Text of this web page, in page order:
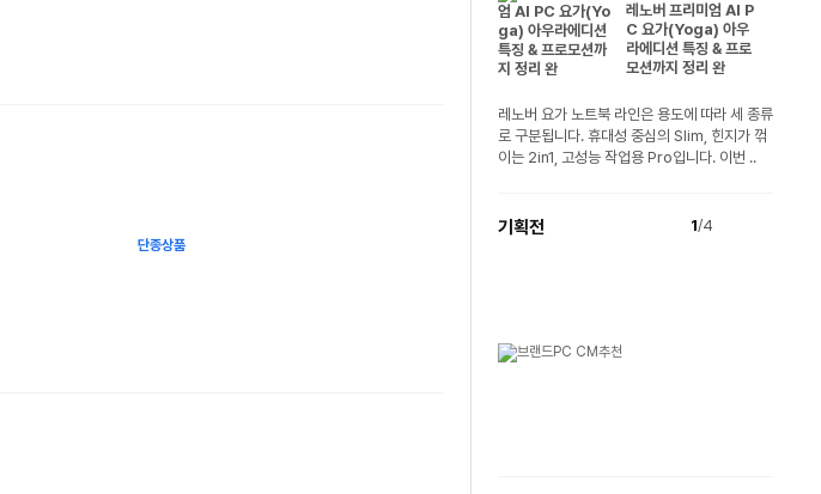
단종상품
레노버 프리미엄 AI P
C 요가(Yoga) 아우
라에디션 특징 & 프로
모션까지 정리 완
레노버 요가 노트북 라인은 용도에 따라 세 종류
로 구분됩니다. 휴대성 중심의 Slim, 힌지가 꺾
이는 2in1, 고성능 작업용 Pro입니다. 이번 ..
기획전 1/4